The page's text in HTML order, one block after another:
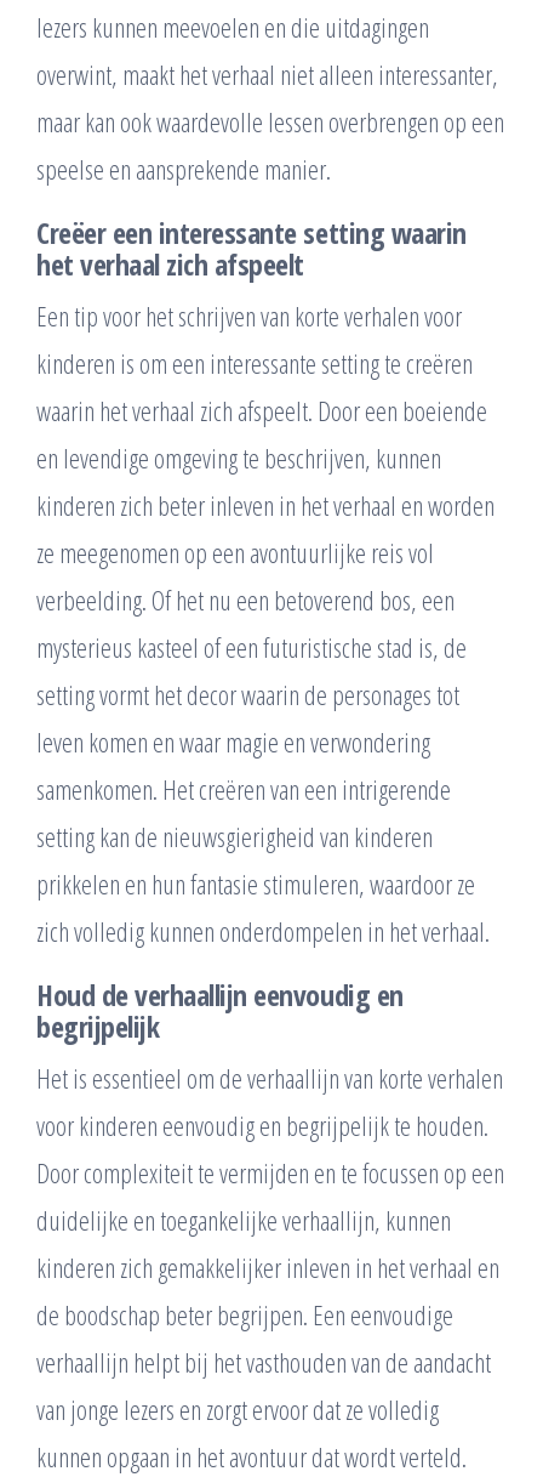
lezers kunnen meevoelen en die uitdagingen
overwint, maakt het verhaal niet alleen interessanter,
maar kan ook waardevolle lessen overbrengen op een
speelse en aansprekende manier.
Creëer een interessante setting waarin
het verhaal zich afspeelt
Een tip voor het schrijven van korte verhalen voor
kinderen is om een interessante setting te creëren
waarin het verhaal zich afspeelt. Door een boeiende
en levendige omgeving te beschrijven, kunnen
kinderen zich beter inleven in het verhaal en worden
ze meegenomen op een avontuurlijke reis vol
verbeelding. Of het nu een betoverend bos, een
mysterieus kasteel of een futuristische stad is, de
setting vormt het decor waarin de personages tot
leven komen en waar magie en verwondering
samenkomen. Het creëren van een intrigerende
setting kan de nieuwsgierigheid van kinderen
prikkelen en hun fantasie stimuleren, waardoor ze
zich volledig kunnen onderdompelen in het verhaal.
Houd de verhaallijn eenvoudig en
begrijpelijk
Het is essentieel om de verhaallijn van korte verhalen
voor kinderen eenvoudig en begrijpelijk te houden.
Door complexiteit te vermijden en te focussen op een
duidelijke en toegankelijke verhaallijn, kunnen
kinderen zich gemakkelijker inleven in het verhaal en
de boodschap beter begrijpen. Een eenvoudige
verhaallijn helpt bij het vasthouden van de aandacht
van jonge lezers en zorgt ervoor dat ze volledig
kunnen opgaan in het avontuur dat wordt verteld.